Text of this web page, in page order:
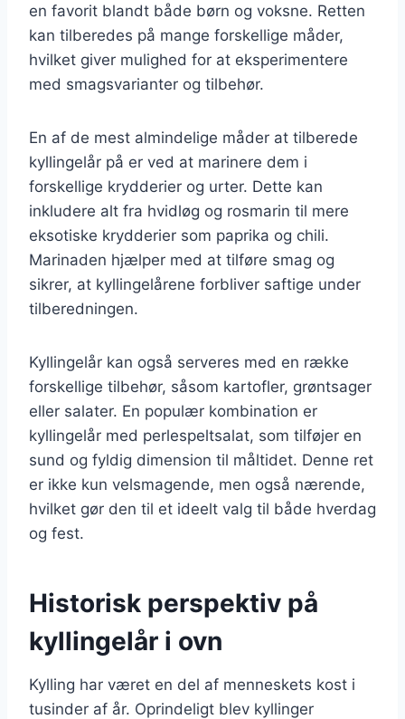
en favorit blandt både børn og voksne. Retten
kan tilberedes på mange forskellige måder,
hvilket giver mulighed for at eksperimentere
med smagsvarianter og tilbehør.
En af de mest almindelige måder at tilberede
kyllingelår på er ved at marinere dem i
forskellige krydderier og urter. Dette kan
inkludere alt fra hvidløg og rosmarin til mere
eksotiske krydderier som paprika og chili.
Marinaden hjælper med at tilføre smag og
sikrer, at kyllingelårene forbliver saftige under
tilberedningen.
Kyllingelår kan også serveres med en række
forskellige tilbehør, såsom kartofler, grøntsager
eller salater. En populær kombination er
kyllingelår med perlespeltsalat, som tilføjer en
sund og fyldig dimension til måltidet. Denne ret
er ikke kun velsmagende, men også nærende,
hvilket gør den til et ideelt valg til både hverdag
og fest.
Historisk perspektiv på
kyllingelår i ovn
Kylling har været en del af menneskets kost i
tusinder af år. Oprindeligt blev kyllinger